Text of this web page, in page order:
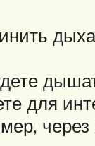
для